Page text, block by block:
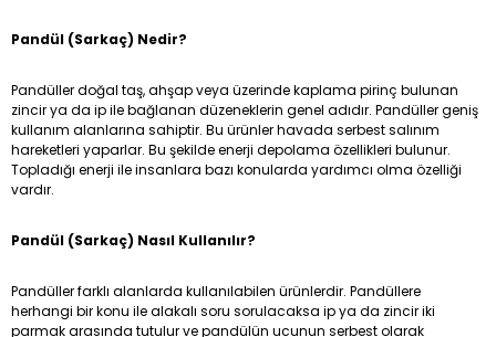
Pandül (Sarkaç) Nedir?
Pandüller doğal taş, ahşap veya üzerinde kaplama pirinç bulunan
zincir ya da ip ile bağlanan düzeneklerin genel adıdır. Pandüller geniş
kullanım alanlarına sahiptir. Bu ürünler havada serbest salınım
hareketleri yaparlar. Bu şekilde enerji depolama özellikleri bulunur.
Topladığı enerji ile insanlara bazı konularda yardımcı olma özelliği
vardır.
Pandül (Sarkaç) Nasıl Kullanılır?
Pandüller farklı alanlarda kullanılabilen ürünlerdir. Pandüllere
herhangi bir konu ile alakalı soru sorulacaksa ip ya da zincir iki
parmak arasında tutulur ve pandülün ucunun serbest olarak